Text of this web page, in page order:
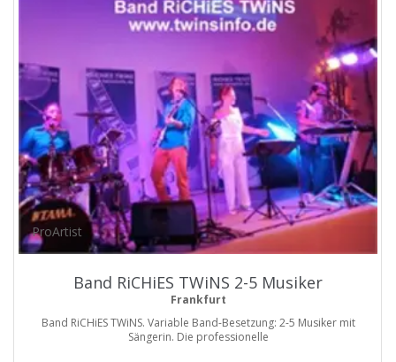
ProArtist
Band RiCHiES TWiNS 2-5 Musiker
Frankfurt
Band RiCHiES TWiNS. Variable Band-Besetzung: 2-5 Musiker mit
Sängerin. Die professionelle